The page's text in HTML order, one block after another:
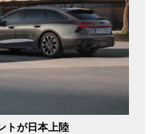
トが日本上陸